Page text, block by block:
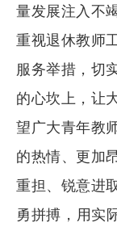
量发展注入不
重视退休教师
服务举措，切
的心坎上，让
望广大青年教
的热情、更加
重担、锐意进
勇拼搏，用实